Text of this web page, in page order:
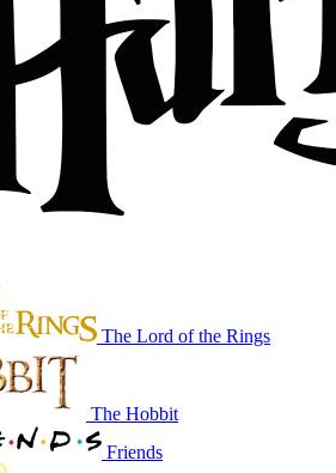
The Lord of the Rings
The Hobbit
Friends